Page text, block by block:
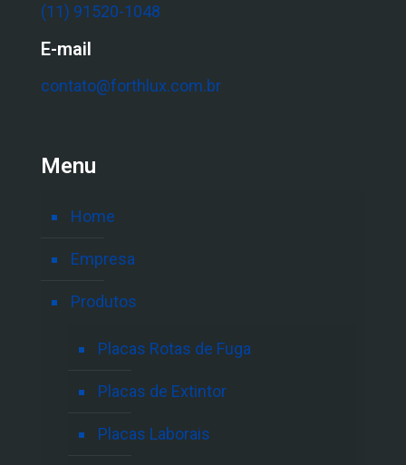
(11) 91520-1048
E-mail
contato@forthlux.com.br
Menu
Home
Empresa
Produtos
Placas Rotas de Fuga
Placas de Extintor
Placas Laborais